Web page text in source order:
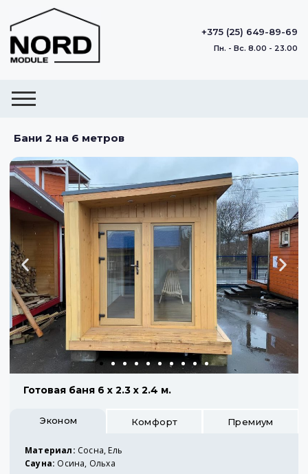
+375 (25) 649-89-69
Пн. - Вс. 8.00 - 23.00
Бани 2 на 6 метров
Готовая баня 6 х 2.3 х 2.4 м.
Эконом Комфорт Премиум
Материал: Сосна, Ель
Сауна: Осина, Ольха